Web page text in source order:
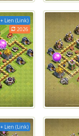
+ Lien (Link)
2026
+ Lien (Link)